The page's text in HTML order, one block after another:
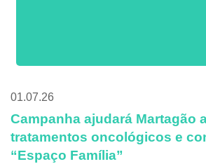
01.07.26
Campanha ajudará Martagão
tratamentos oncológicos e
“Espaço Família”